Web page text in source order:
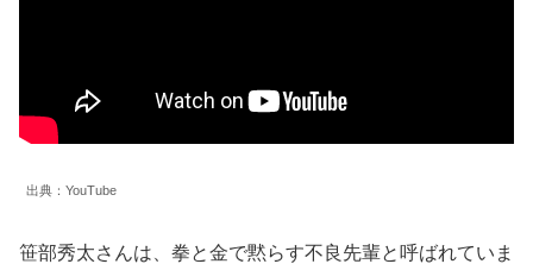
出典：YouTube
笹部秀太さんは、拳と金で黙らす不良先輩と呼ばれていま